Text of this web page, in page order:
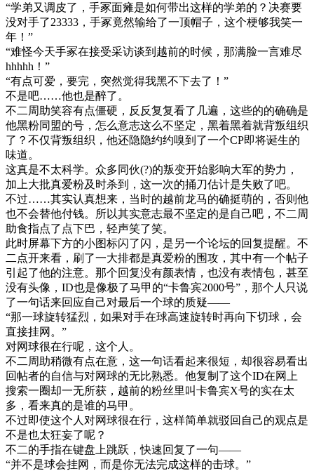
“学弟又调皮了，手冢面瘫是如何带出这样的学弟的？决赛要
没对手了23333，手冢竟然输给了一顶帽子，这个梗够我笑一
年！”
“难怪今天手冢在接受采访谈到越前的时候，那满脸一言难尽
hhhhh！”
“有点可爱，要完，突然觉得我黑不下去了！”
不是吧……他也是醉了。
不二周助笑容有点僵硬，反反复复看了几遍，这些的的确确是
他黑粉同盟的号，怎么意志这么不坚定，黑着黑着就背叛组织
了？不仅背叛组织，他还隐隐约约嗅到了一个CP即将诞生的
味道。
这真是不太科学。众多同伙(?)的叛变开始影响大军的势力，
加上大批真爱粉及时杀到，这一次的捅刀估计是失败了吧。
不过……其实认真想来，当时的越前龙马的确挺萌的，否则他
也不会替他付钱。所以其实意志最不坚定的是自己吧，不二周
助食指点了点下巴，轻声笑了笑。
此时屏幕下方的小图标闪了闪，是另一个论坛的回复提醒。不
二点开来看，刷了一大排都是真爱粉的围攻，其中有一个帖子
引起了他的注意。那个回复没有颜表情，也没有表情包，甚至
没有头像，ID也是像极了马甲的“卡鲁宾2000号”，那个人只说
了一句话来回应自己对最后一个球的质疑——
“那一球旋转猛烈，如果对手在球高速旋转时再向下切球，会
直接挂网。”
对网球很在行呢，这个人。
不二周助稍微有点在意，这一句话看起来很短，却很容易看出
回帖者的自信与对网球的无比熟悉。他复制了这个ID在网上
搜索一圈却一无所获，越前的粉丝里叫卡鲁宾X号的实在太
多，看来真的是谁的马甲。
不过即使这个人对网球很在行，这样简单就驳回自己的观点是
不是也太狂妄了呢？
不二的手指在键盘上跳跃，快速回复了一句——
“并不是球会挂网，而是你无法完成这样的击球。”